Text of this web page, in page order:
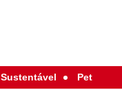
Sustentável Pet